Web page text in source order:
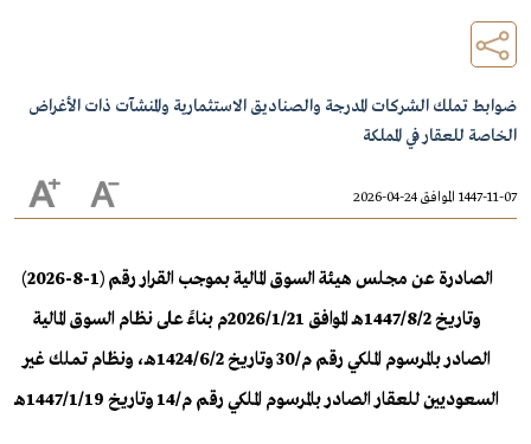
ضوابط تملك الشركات المدرجة والصناديق الاستثمارية والمنشآت ذات الأغراض
الخاصة للعقار في المملكة
1447-11-07 الموافق 24-04-2026
الصادرة عن مجلس هيئة السوق المالية بموجب القرار رقم (1-8-2026)
وتاريخ 2/‏8‏/1447هـ الموافق 21/‏1‏/2026م بناءً على نظام السوق المالية
الصادر بالمرسوم الملكي رقم م/30 وتاريخ 2/‏6‏/1424هـ، ونظام تملك غير
السعوديين للعقار الصادر بالمرسوم الملكي رقم م/14 وتاريخ 19/‏1‏/1447هـ